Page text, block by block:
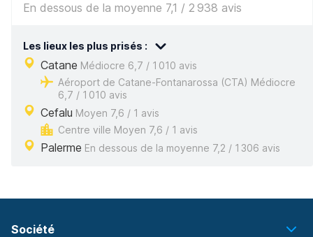
En dessous de la moyenne 7,1 / 2 938 avis
Les lieux les plus prisés :
Catane Médiocre 6,7 / 1 010 avis
Aéroport de Catane-Fontanarossa (CTA) Médiocre
6,7 / 1 010 avis
Cefalu Moyen 7,6 / 1 avis
Centre ville Moyen 7,6 / 1 avis
Palerme En dessous de la moyenne 7,2 / 1 306 avis
Société